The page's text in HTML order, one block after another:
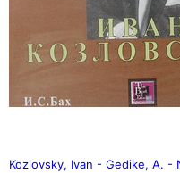
Kozlovsky, Ivan - Gedike, A. -